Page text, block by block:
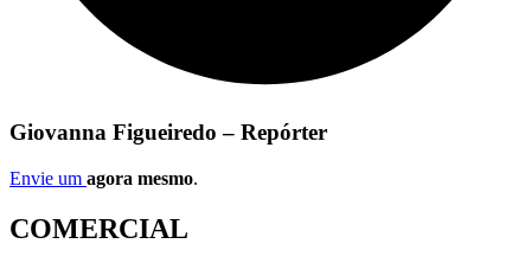
Giovanna Figueiredo – Repórter
Envie um agora mesmo.
COMERCIAL